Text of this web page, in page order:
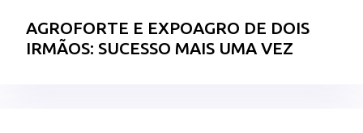
AGROFORTE E EXPOAGRO DE DOIS
IRMÃOS: SUCESSO MAIS UMA VEZ